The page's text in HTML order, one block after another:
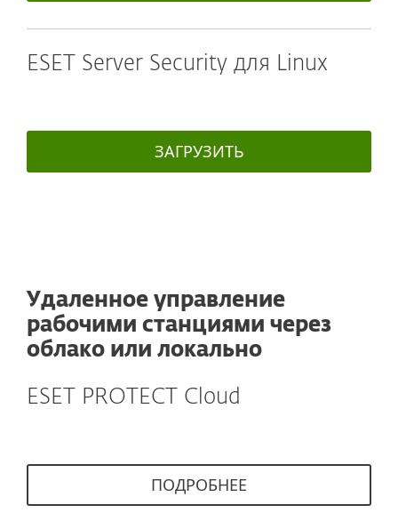
ESET Server Security для Linux
ЗАГРУЗИТЬ
Удаленное управление
рабочими станциями через
облако или локально
ESET PROTECT Cloud
ПОДРОБНЕЕ